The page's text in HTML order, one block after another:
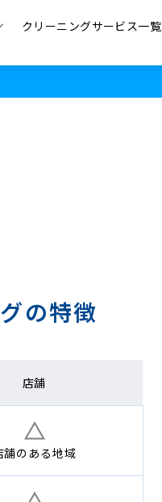
クリーニングサービス一覧
の特徴
店舗
舗の ある地域